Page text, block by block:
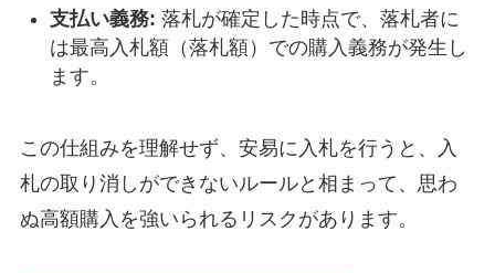
支払い義務: 落札が確定した時点で、落札者に
は最高入札額（落札額）での購入義務が発生し
ます。
この仕組みを理解せず、安易に入札を行うと、入
札の取り消しができないルールと相まって、思わ
ぬ高額購入を強いられるリスクがあります。